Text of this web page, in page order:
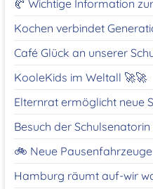
🥐 Wichtige Information
Kochen verbindet
Café Glück an unserer
KooleKids im Weltall 🚀🚀
Elternrat ermöglicht neue
Besuch der
🚲 Neue
Hamburg räumt auf-wir